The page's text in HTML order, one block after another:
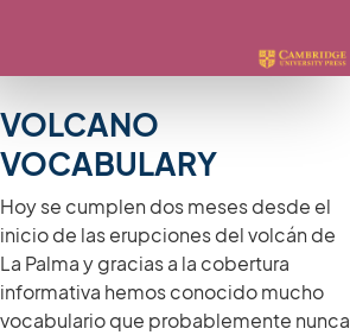
VOLCANO
VOCABULARY
Hoy se cumplen dos meses desde el
inicio de las erupciones del volcán de
La Palma y gracias a la cobertura
informativa hemos conocido mucho
vocabulario que probablemente nunca